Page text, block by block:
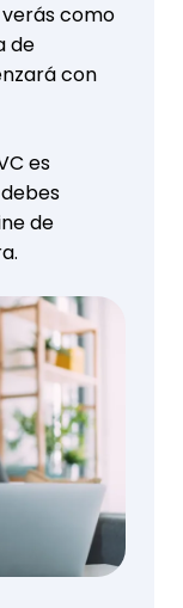
como
de
con
es
de